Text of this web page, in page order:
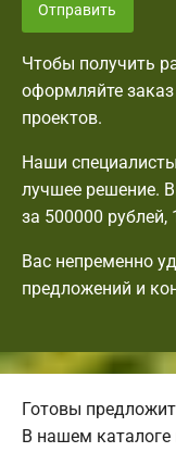
Отправить
Чтобы получить
оформляйте заказ
проектов.
Наши
лучшее решение.
за 500000 рублей,
Вас непременно
предложений и
Готовы
В нашем каталоге